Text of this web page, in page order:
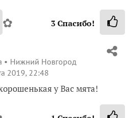
✿ 3Спасибо!
Нижний Новгород
2019, 22:48
у Вас мята!